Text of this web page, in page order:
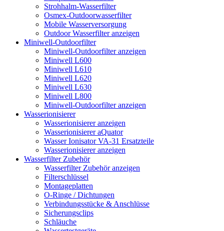
Strohhalm-Wasserfilter
Osmex-Outdoorwasserfilter
Mobile Wasserversorgung
Outdoor Wasserfilter anzeigen
Miniwell-Outdoorfilter
Miniwell-Outdoorfilter anzeigen
Miniwell L600
Miniwell L610
Miniwell L620
Miniwell L630
Miniwell L800
Miniwell-Outdoorfilter anzeigen
Wasserionisierer
Wasserionisierer anzeigen
Wasserionisierer aQuator
Wasser Ionisator VA-31 Ersatzteile
Wasserionisierer anzeigen
Wasserfilter Zubehör
Wasserfilter Zubehör anzeigen
Filterschlüssel
Montageplatten
O-Ringe / Dichtungen
Verbindungsstücke & Anschlüsse
Sicherungsclips
Schläuche